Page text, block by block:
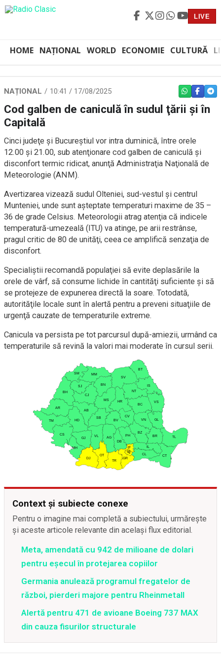
LIVE
HOME NAȚIONAL WORLD ECONOMIE CULTURĂ
NAȚIONAL 10:41 / 17/08/2025 WHATSAPP
Cod galben de caniculă în sudul ţării şi în
Capitală
Cinci judeţe şi Bucureştiul vor intra duminică, între orele
12.00 şi 21.00, sub atenţionare cod galben de caniculă şi
disconfort termic ridicat, anunţă Administraţia Naţională de
Meteorologie (ANM).
Avertizarea vizează sudul Olteniei, sud-vestul şi centrul
Munteniei, unde sunt aşteptate temperaturi maxime de 35 –
36 de grade Celsius. Meteorologii atrag atenţia că indicele
temperatură-umezeală (ITU) va atinge, pe arii restrânse,
pragul critic de 80 de unităţi, ceea ce amplifică senzaţia de
disconfort.
Specialiştii recomandă populaţiei să evite deplasările la
orele de vârf, să consume lichide în cantităţi suficiente şi să
se protejeze de expunerea directă la soare. Totodată,
autorităţile locale sunt în alertă pentru a preveni situaţiile de
urgenţă cauzate de temperaturile extreme.
Canicula va persista pe tot parcursul după-amiezii, urmând ca
temperaturile să revină la valori mai moderate în cursul serii.
Context și subiecte conexe
Pentru o imagine mai completă a subiectului, urmărește
și aceste articole relevante din același flux editorial.
Meta, amendată cu 942 de milioane de dolari
pentru eșecul în protejarea copiilor
Germania anulează programul fregatelor de
război, pierderi majore pentru Rheinmetall
Alertă pentru 471 de avioane Boeing 737 MAX
din cauza fisurilor structurale